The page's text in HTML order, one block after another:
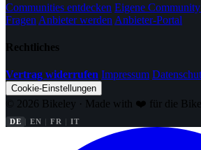
Communities entdecken Eigene
Fragen Anbieter werden Anbieter-Portal
Rechtliches
Vertrag widerrufen Impressum
Cookie-Einstellungen
© 2026 Bikeley · Made with ❤️ für die
DE EN FR IT